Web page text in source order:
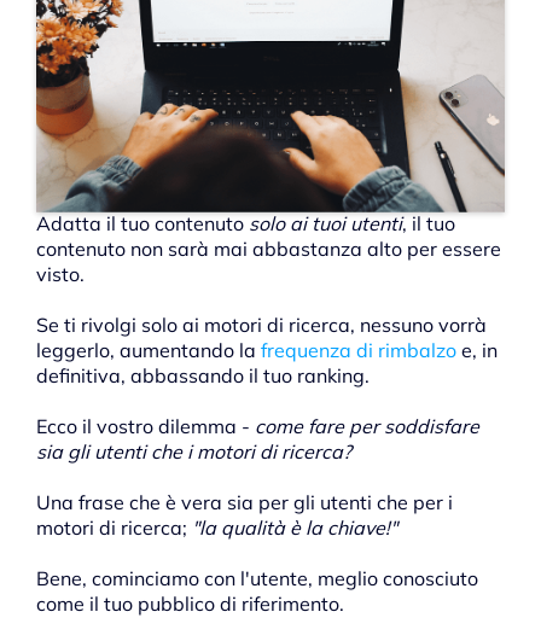
Adatta il tuo contenuto solo ai tuoi utenti, il tuo
contenuto non sarà mai abbastanza alto per essere
visto.
Se ti rivolgi solo ai motori di ricerca, nessuno vorrà
leggerlo, aumentando la frequenza di rimbalzo e, in
definitiva, abbassando il tuo ranking.
Ecco il vostro dilemma - come fare per soddisfare
sia gli utenti che i motori di ricerca?
Una frase che è vera sia per gli utenti che per i
motori di ricerca; "la qualità è la chiave!"
Bene, cominciamo con l'utente, meglio conosciuto
come il tuo pubblico di riferimento.